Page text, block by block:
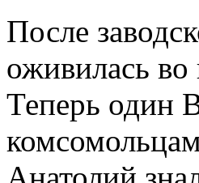
После
оживилась во
Теперь один